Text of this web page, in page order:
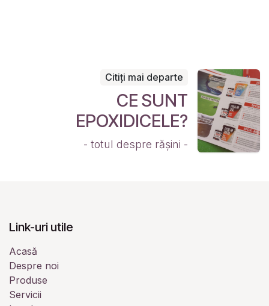
Citiți mai departe
CE SUNT
EPOXIDICELE?
- totul despre rășini -
Link-uri utile
Acasă
Despre noi
Produse
Servicii